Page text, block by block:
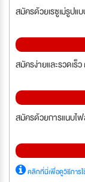
สมัครด้วยเรซูเม่รูปแ
สมัครง่ายและรวดเ
สมัครด้วยการแนบไฟ
คลิกที่นี่เพื่อดูวิธีการ